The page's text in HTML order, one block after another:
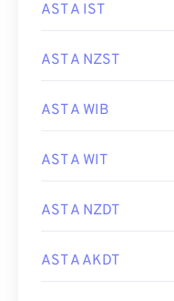
AST A IST
AST A NZST
AST A WIB
AST A WIT
AST A NZDT
AST A AKDT